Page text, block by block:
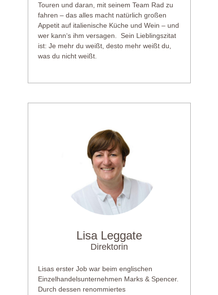
Touren und daran, mit seinem Team Rad zu
fahren – das alles macht natürlich großen
Appetit auf italienische Küche und Wein – und
wer kann‘s ihm versagen. Sein Lieblingszitat
ist: Je mehr du weißt, desto mehr weißt du,
was du nicht weißt.
Lisa Leggate
Direktorin
Lisas erster Job war beim englischen
Einzelhandelsunternehmen Marks & Spencer.
Durch dessen renommiertes